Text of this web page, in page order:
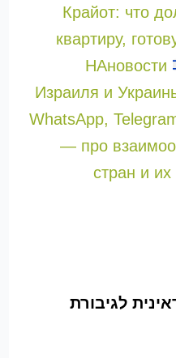
Крайот: что
квартиру,
НАновости
Израиля и
WhatsApp,
— про
стран и
לגיבורת